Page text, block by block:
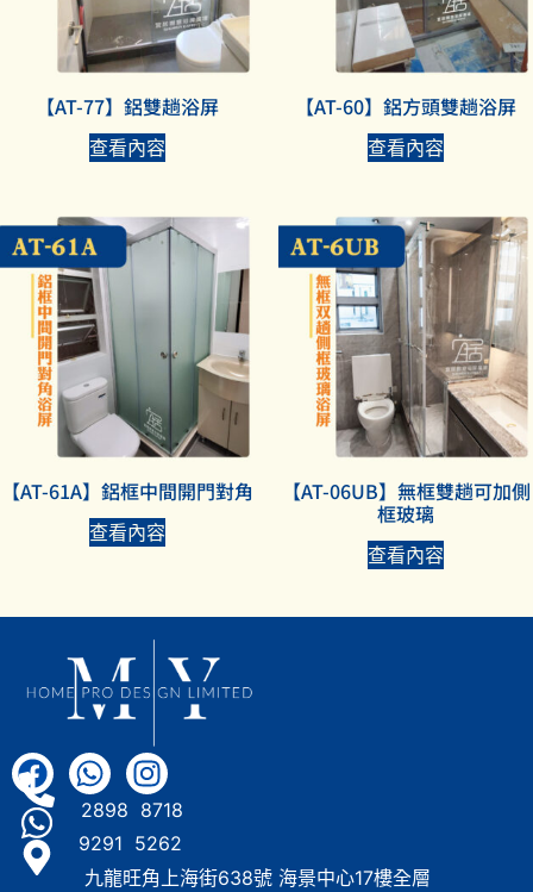
【AT-77】鋁雙趟浴屏
查看內容
【AT-60】鋁方頭雙趟浴屏
查看內容
【AT-61A】鋁框中間開門對角
查看內容
【AT-06UB】無框雙趟可加側
框玻璃
查看內容
2898 8718
9291 5262
九龍旺角上海街638號 海景中心17樓全層